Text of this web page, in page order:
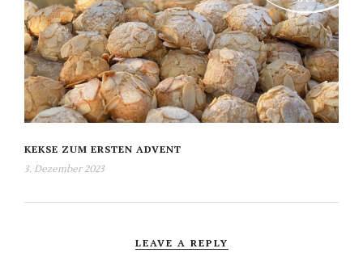
KEKSE ZUM ERSTEN ADVENT
3. Dezember 2023
LEAVE A REPLY